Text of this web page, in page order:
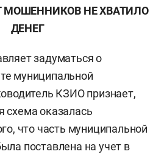
МОШЕННИКОВ НЕ ХВАТИЛО
ДЕНЕГ
задуматься о
муниципальной
КЗИО признает,
схема оказалась
что часть муниципальной
поставлена на учет в